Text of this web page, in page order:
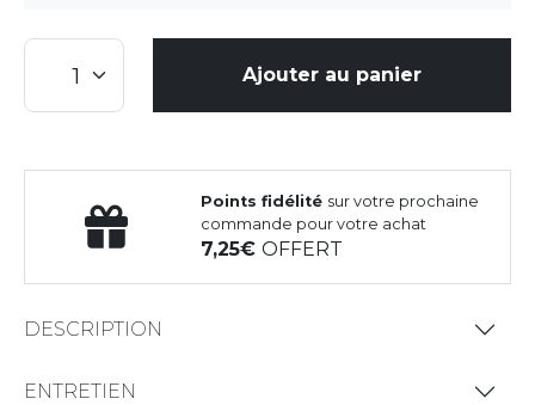
Ajouter au panier
Points fidélité sur votre prochaine
commande pour votre achat
7,25OFFERT
DESCRIPTION
ENTRETIEN